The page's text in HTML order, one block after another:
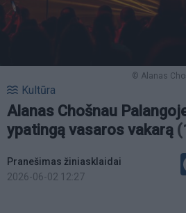
© Alanas
Kultūra
Alanas Chošnau
ypatingą vasaros vakarą
Pranešimas žiniasklaidai
2026-06-02 12:27